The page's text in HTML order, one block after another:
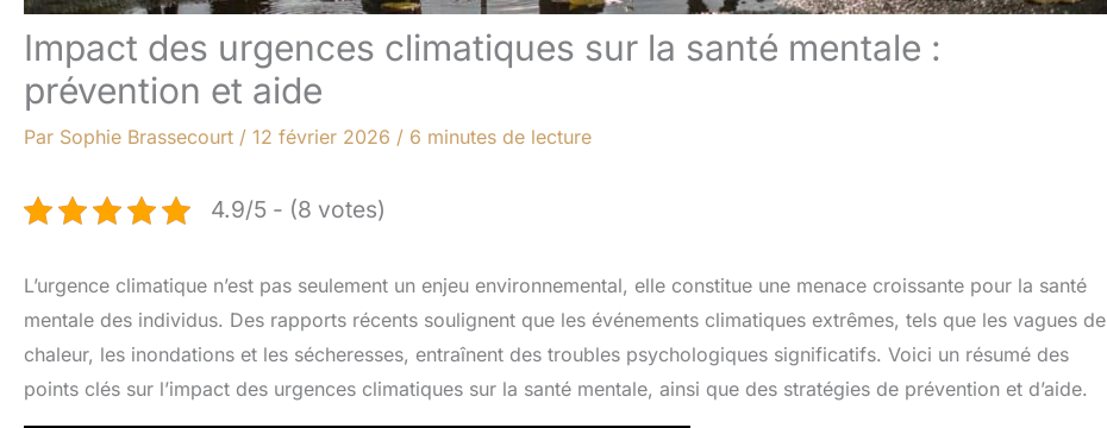
Impact des urgences climatiques sur la santé mentale :
prévention et aide
Par Sophie Brassecourt / 12 février 2026 / 6 minutes de lecture
4.9/5 - (8 votes)
L’urgence climatique n’est pas seulement un enjeu environnemental, elle constitue une menace croissante pour la santé
mentale des individus. Des rapports récents soulignent que les événements climatiques extrêmes, tels que les vagues de
chaleur, les inondations et les sécheresses, entraînent des troubles psychologiques significatifs. Voici un résumé des
points clés sur l’impact des urgences climatiques sur la santé mentale, ainsi que des stratégies de prévention et d’aide.